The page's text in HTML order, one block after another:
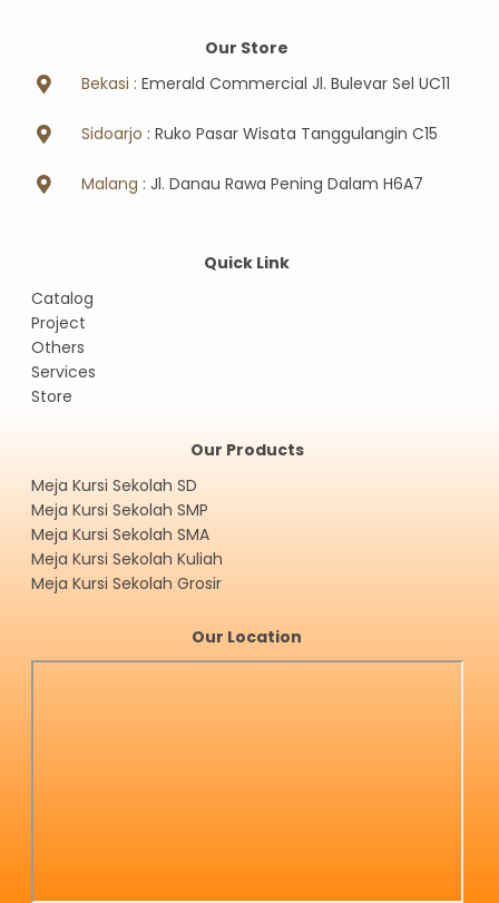
Our Store
Bekasi : Emerald Commercial Jl. Bulevar Sel UC11
Sidoarjo : Ruko Pasar Wisata Tanggulangin C15
Malang : Jl. Danau Rawa Pening Dalam H6A7
Quick Link
Catalog
Project
Others
Services
Store
Our Products
Meja Kursi Sekolah SD
Meja Kursi Sekolah SMP
Meja Kursi Sekolah SMA
Meja Kursi Sekolah Kuliah
Meja Kursi Sekolah Grosir
Our Location